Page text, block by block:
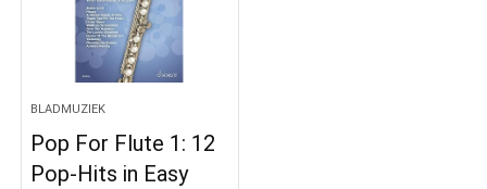
BLADMUZIEK
Pop For Flute 1: 12
Pop-Hits in Easy